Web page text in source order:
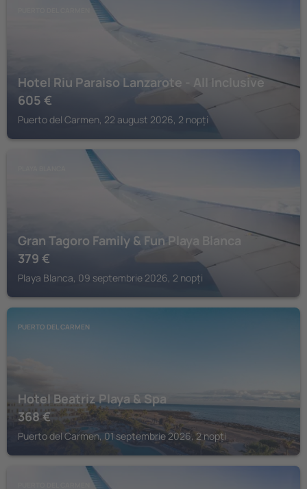
Hotel Riu Paraiso Lanzarote - All Inclusive
605 €
Puerto del Carmen, 22 august 2026, 2 nopți
Gran Tagoro Family & Fun Playa Blanca
379 €
Playa Blanca, 09 septembrie 2026, 2 nopți
PUERTO DEL CARMEN
Hotel Beatriz Playa & Spa
368 €
Puerto del Carmen, 01 septembrie 2026, 2 nopți